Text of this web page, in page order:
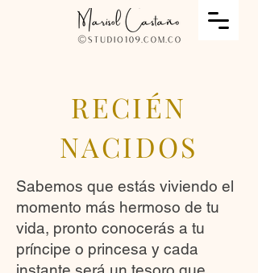
RECIÉN
NACIDOS
Sabemos que estás viviendo el
momento más hermoso de tu
vida, pronto conocerás a tu
príncipe o princesa y cada